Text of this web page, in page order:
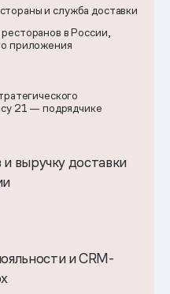
и служба доставки
в России,
приложения
21 — подрядчике
и выручку доставки
и CRM-